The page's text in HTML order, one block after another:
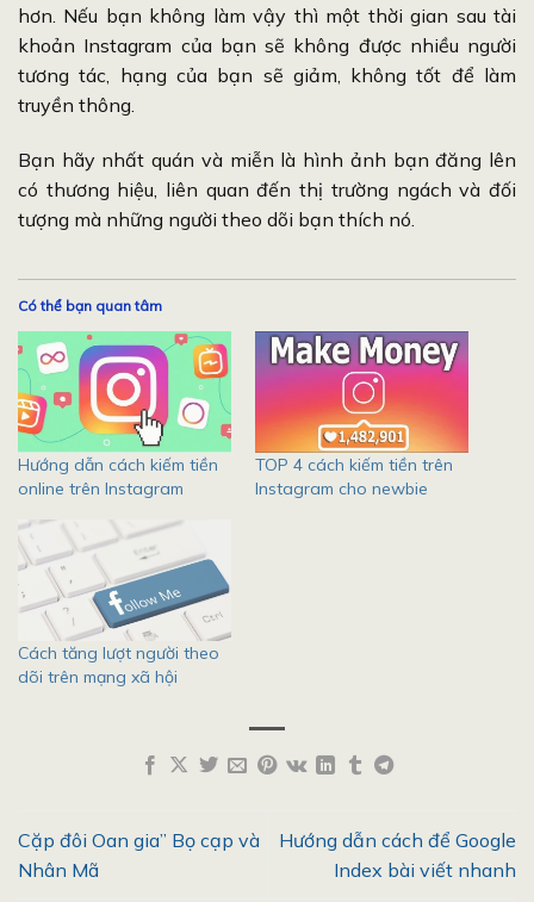
hơn. Nếu bạn không làm vậy thì một thời gian sau tài
khoản Instagram của bạn sẽ không được nhiều người
tương tác, hạng của bạn sẽ giảm, không tốt để làm
truyền thông.
Bạn hãy nhất quán và miễn là hình ảnh bạn đăng lên
có thương hiệu, liên quan đến thị trường ngách và đối
tượng mà những người theo dõi bạn thích nó.
Có thể bạn quan tâm
Hướng dẫn cách kiếm tiền
online trên Instagram
TOP 4 cách kiếm tiền trên
Instagram cho newbie
Cách tăng lượt người theo
dõi trên mạng xã hội
Cặp đôi Oan gia” Bọ cạp và
Nhân Mã
Hướng dẫn cách để Google
Index bài viết nhanh